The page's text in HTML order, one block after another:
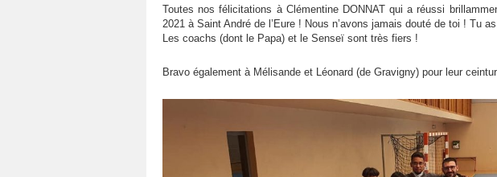
Toutes nos félicitations à Clémentine DONNAT qui a réussi
2021 à Saint André de l’Eure ! Nous n’avons jamais douté de toi ! Tu
Les coachs (dont le Papa) et le Senseï sont très fiers !
Bravo également à Mélisande et Léonard (de Gravigny) pour leur